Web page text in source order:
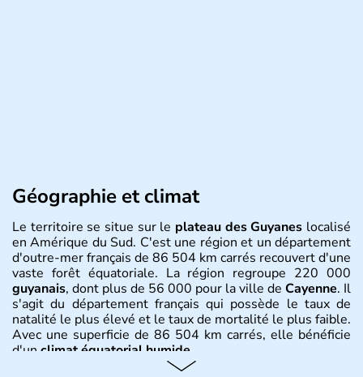
Géographie et climat
Le territoire se situe sur le plateau des Guyanes localisé
en Amérique du Sud. C'est une région et un département
d'outre-mer français de 86 504 km carrés recouvert d'une
vaste forêt équatoriale. La région regroupe 220 000
guyanais, dont plus de 56 000 pour la ville de Cayenne. Il
s'agit du département français qui possède le taux de
natalité le plus élevé et le taux de mortalité le plus faible.
Avec une superficie de 86 504 km carrés, elle bénéficie
d'un climat équatorial humide